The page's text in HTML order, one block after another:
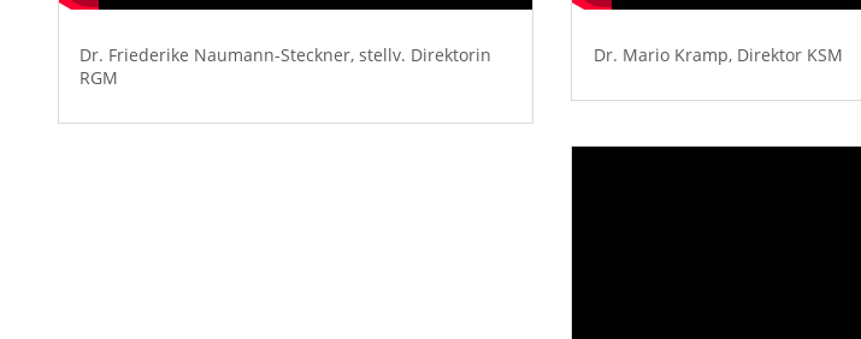
Dr. Friederike Naumann-Steckner,stellv. Direktorin
RGM
Dr. Mario Kramp, Direktor KSM